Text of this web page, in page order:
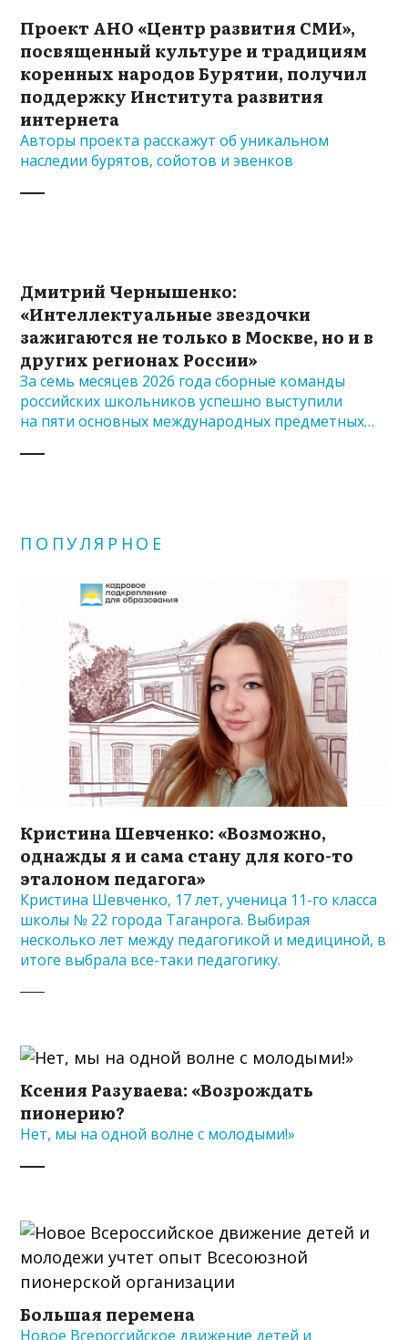
Проект АНО «Центр развития СМИ»,
посвященный культуре и традициям
коренных народов Бурятии, получил
поддержку Института развития
интернета
Авторы проекта расскажут об уникальном
наследии бурятов, сойотов и эвенков
Дмитрий Чернышенко:
«Интеллектуальные звездочки
зажигаются не только в Москве, но и в
других регионах России»
За семь месяцев 2026 года сборные команды
российских школьников успешно выступили
на пяти основных международных предметных…
ПОПУЛЯРНОЕ
Кристина Шевченко: «Возможно,
однажды я и сама стану для кого-то
эталоном педагога»
Кристина Шевченко, 17 лет, ученица 11-го класса
школы № 22 города Таганрога. Выбирая
несколько лет между педагогикой и медициной, в
итоге выбрала все-таки педагогику.
Ксения Разуваева: «Возрождать
пионерию?
Нет, мы на одной волне с молодыми!»
Большая перемена
Новое Всероссийское движение детей и